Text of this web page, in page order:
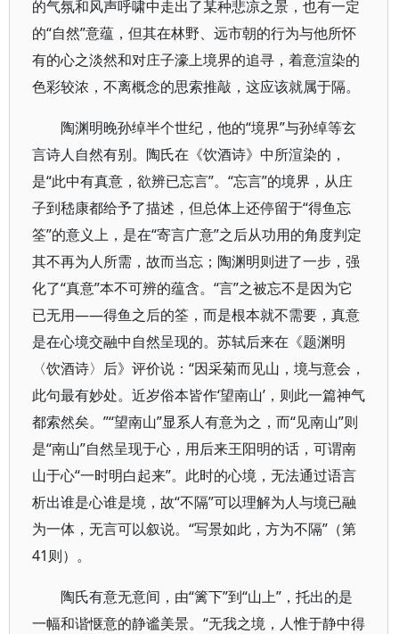
的气氛和风声呼啸‌中走出了某种悲凉之景，也有一定
的“自然”意蕴，但其在林野、远市朝的行为与他所怀
有的心之淡然和对庄子濠上境界的追寻，着意渲染的
色彩较浓，不离概念的思索推敲，这应该就属于隔。
陶渊明晚孙绰半个世纪，他的“境界”与孙绰等玄
言诗人自然有别。陶氏在《饮酒诗》中所渲染的，
是“此中有真意，欲辨已忘言”。“忘言”的境界，从庄
子到嵇康都给予了描述，但总体上还停留于“得鱼忘
筌”的意义上，是在“寄言广意”之后从功用的角度判定
其不再为人所需，故而当忘；陶渊明则进了一步，强
化了“真意”本不可辨的蕴含。“言”之被忘不是因为它
已无用——得鱼之后的筌，而是根本就不需要，真意
是在心境交融中自然呈现的。苏轼后来在《题渊明
〈饮酒诗〉后》评价说：“因采菊而见山，境与意会，
此句最有妙处。近岁俗本皆作‘望南山’，则此一篇神气
都索然矣。”“望南山”显系人有意为之，而“见南山”则
是“南山”自然呈现于心，用后来王阳明的话，可谓南
山于心“一时明白起来”。此时的心境，无法通过语言
析出谁是心谁是境，故“不隔”可以理解为人与境已融
为一体，无言可以叙说。“写景如此，方为不隔”（第
41则）。
陶氏有意无意间，由“篱下”到“山上”，托出的是
一幅和谐惬意的静谧美景。“无我之境，人惟于静中得